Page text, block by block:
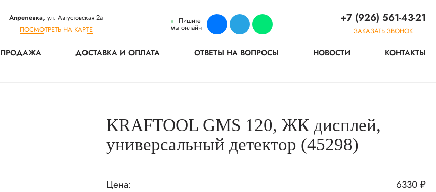
Апрелевка, ул. Августовская 2а
ПОСМОТРЕТЬ НА КАРТЕ
Пишите
мы онлайн
+7 (926) 561-43-21
ЗАКАЗАТЬ ЗВОНОК
ПРОДАЖА ДОСТАВКА И ОПЛАТА ОТВЕТЫ НА ВОПРОСЫ НОВОСТИ КОНТАКТЫ
KRAFTOOL GMS 120, ЖК дисплей,
универсальный детектор (45298)
Цена: 6330 ₽